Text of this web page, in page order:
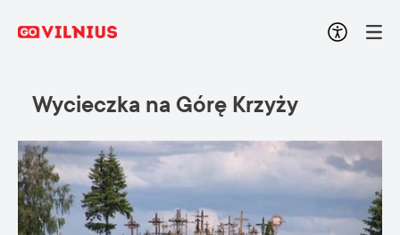
Wycieczka na Górę Krzyży